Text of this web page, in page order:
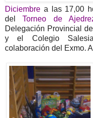
Diciembre a las 17,00
delTorneo de
Delegación Provincial
y el Colegio
colaboración del Exmo.